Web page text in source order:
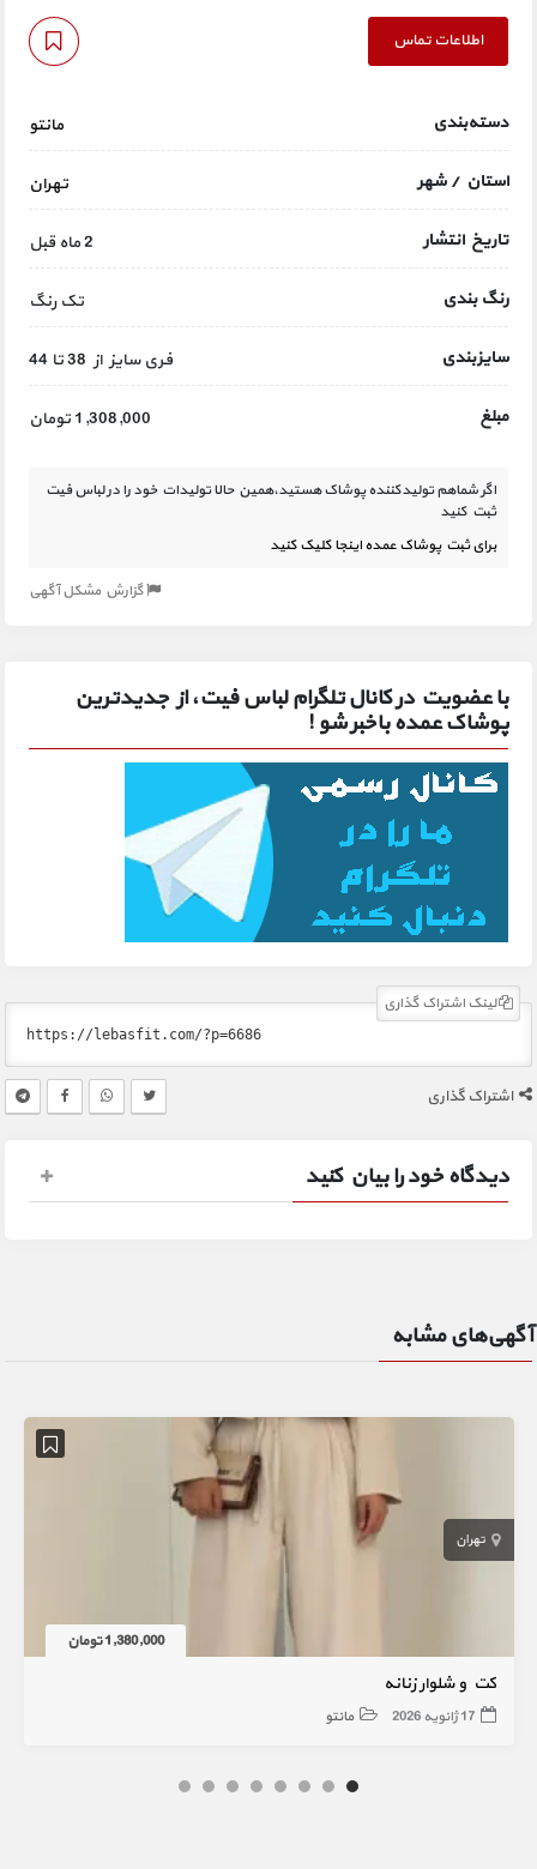
اطلاعات تماس
دسته‌بندی مانتو
استان / شهر تهران
تاریخ انتشار 2 ماه قبل
رنگ بندی تک رنگ
سایزبندی فری سایز از 38 تا 44
مبلغ 1,308,000 تومان
اگر شماهم تولیدکننده پوشاک هستید،همین حالا تولیدات خود را در لباس فیت
ثبت کنید
برای ثبت پوشاک عمده اینجا کلیک کنید
گزارش مشکل آگهی
با عضویت در کانال تلگرام لباس فیت، از جدیدترین
پوشاک عمده باخبر شو !
لینک اشتراک گذاری
اشتراک گذاری
دیدگاه خود را بیان کنید
آگهی‌های مشابه
تهران
1,380,000 تومان
کت و شلوار زنانه
17 ژانویه 2026 مانتو